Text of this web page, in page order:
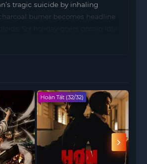
tragic suicide by inhaling
burner becomes headline
unaware that they are on the
Hoàn Tất (32/32)